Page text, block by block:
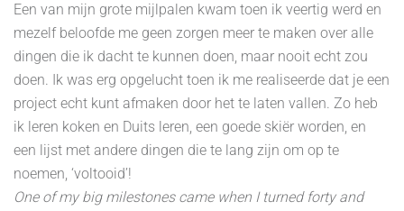
Een van mijn grote mijlpalen kwam toen ik veertig werd en
mezelf beloofde me geen zorgen meer te maken over alle
dingen die ik dacht te kunnen doen, maar nooit echt zou
doen. Ik was erg opgelucht toen ik me realiseerde dat je een
project echt kunt afmaken door het te laten vallen. Zo heb
ik leren koken en Duits leren, een goede skiër worden, en
een lijst met andere dingen die te lang zijn om op te
noemen, ‘voltooid’!
One of my big milestones came when I turned forty and